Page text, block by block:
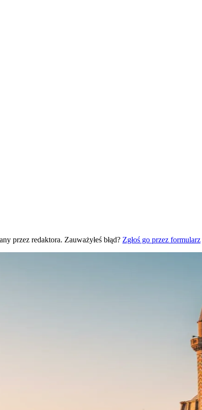
przez redaktora. Zauważyłeś błąd? Zgłoś go przez formularz